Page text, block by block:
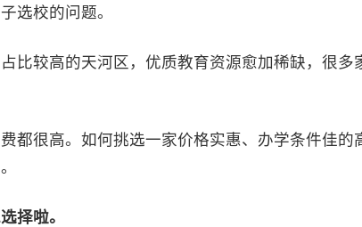
校的问题。
较高的天河区，优质教育资源愈加稀缺，很多
很高。如何挑选一家价格实惠、办学条件佳的
择啦。